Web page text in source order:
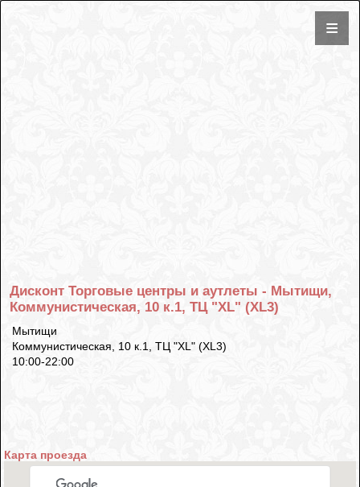
Дисконт Торговые центры и аутлеты - Мытищи,
Коммунистическая, 10 к.1, ТЦ "XL" (XL3)
Мытищи
Коммунистическая, 10 к.1, ТЦ "XL" (XL3)
10:00-22:00
Карта проезда